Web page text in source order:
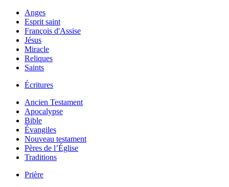
Anges
Esprit saint
François d'Assise
Jésus
Miracle
Reliques
Saints
Écritures
Ancien Testament
Apocalypse
Bible
Évangiles
Nouveau testament
Pères de l’Église
Traditions
Prière